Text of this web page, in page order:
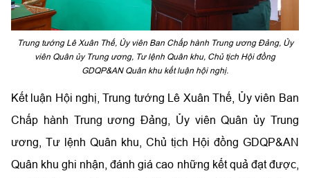
Trung tướng Lê Xuân Thế, Ủy viên Ban Chấp hành Trung ương Đảng, Ủy
viên Quân ủy Trung ương, Tư lệnh Quân khu, Chủ tịch Hội đồng
GDQP&AN Quân khu kết luận hội nghị.
Kết luận Hội nghị, Trung tướng Lê Xuân Thế, Ủy viên Ban
Chấp hành Trung ương Đảng, Ủy viên Quân ủy Trung
ương, Tư lệnh Quân khu, Chủ tịch Hội đồng GDQP&AN
Quân khu ghi nhận, đánh giá cao những kết quả đạt được,